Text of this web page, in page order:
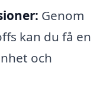
Genom
kan du få en
och